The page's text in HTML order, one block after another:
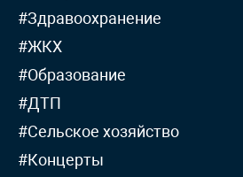
#Здравоохранение
#ЖКХ
#Образование
#ДТП
#Сельское хозяйство
#Концерты